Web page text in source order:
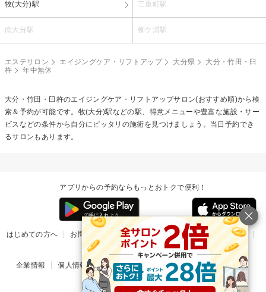
牧(大分)駅 三重町駅
南大分駅 柳ケ浦駅
エステサロン エイジングケア・リフトアップ 大分県
大分・竹田・臼
杵
年中無休
大分・竹田・臼杵のエイジングケア・リフトアップサロン(おすすめ順)から検
索＆予約が可能です。牧(大分)駅などの駅、得意メニューや豊富な施設・サー
ビスなどの条件から自分にピッタリの施術を見つけましょう。当日予約でき
るサロンもあります。
アプリからの予約ならもっとおトクで便利！
はじめての方へ お問い合わせ ヘルプ リリース情報
利用規約
掲載ご希望のサロン様
企業情報 個人情報保護方針 楽天のサービス一覧 アプリ一覧
© Rakuten Group, Inc.